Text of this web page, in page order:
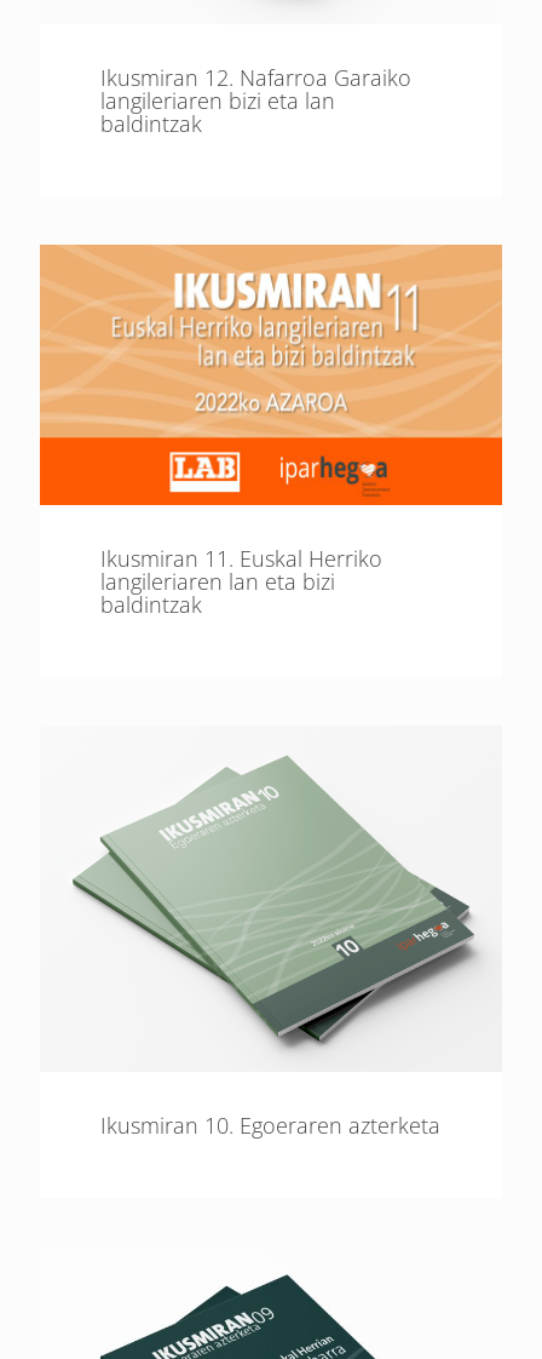
Ikusmiran 12. Nafarroa Garaiko
langileriaren bizi eta lan
baldintzak
Ikusmiran 11. Euskal Herriko
langileriaren lan eta bizi
baldintzak
Ikusmiran 10. Egoeraren azterketa